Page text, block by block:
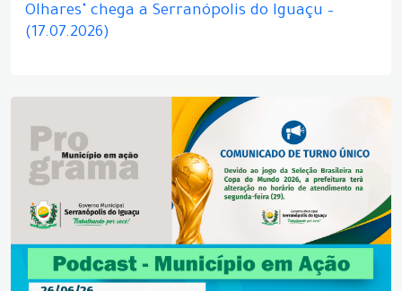
Olhares" chega a Serranópolis do Iguaçu –
(17.07.2026)